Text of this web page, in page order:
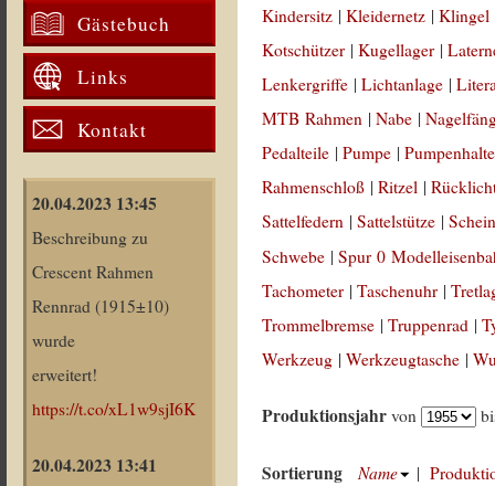
Gästebuch
Links
Kontakt
20.04.2023 13:45
Beschreibung zu
Crescent Rahmen
Rennrad (1915±10)
wurde
erweitert!
https://t.co/xL1w9sjI6K
20.04.2023 13:41
Kindersitz |Kleidernetz |Klingel
Kotschützer |Kugellager |
Lenkergriffe |Lichtanlage |
MTB Rahmen |Nabe |
Pedalteile |Pumpe |
Rahmenschloß |Ritzel |
Sattelfedern |Sattelstütze |
Schwebe |Spur 0
Tachometer |Taschenuhr |
Trommelbremse |Truppenrad |
Werkzeug |Werkzeugtasche |
Produktionsjahr von
Sortierung Name |